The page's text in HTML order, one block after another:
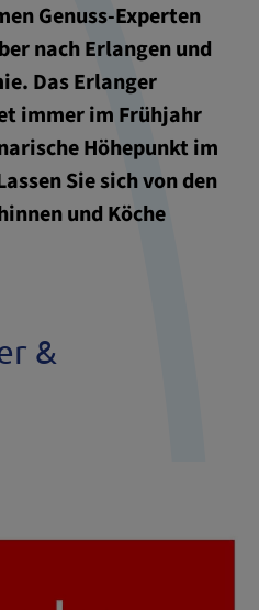
Genuss-Experten
nach Erlangen und
Das Erlanger
immer im Frühjahr
Höhepunkt im
Sie sich von den
und Köche
&